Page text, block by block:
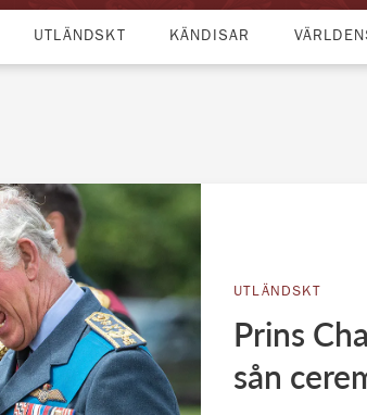
UTLÄNDSKT KÄNDISAR
UTLÄNDSKT
Prins
sån